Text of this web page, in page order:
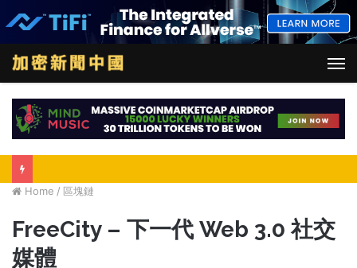
Home / 區塊鏈
FreeCity – 下一代 Web 3.0 社交
媒體